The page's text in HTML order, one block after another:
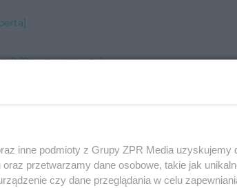
[Porada eksperta]
eksperta]
eksperta]
inne podmioty z Grupy ZPR Media uzyskujemy
przetwarzamy dane osobowe, takie jak
czy dane przeglądania w celu